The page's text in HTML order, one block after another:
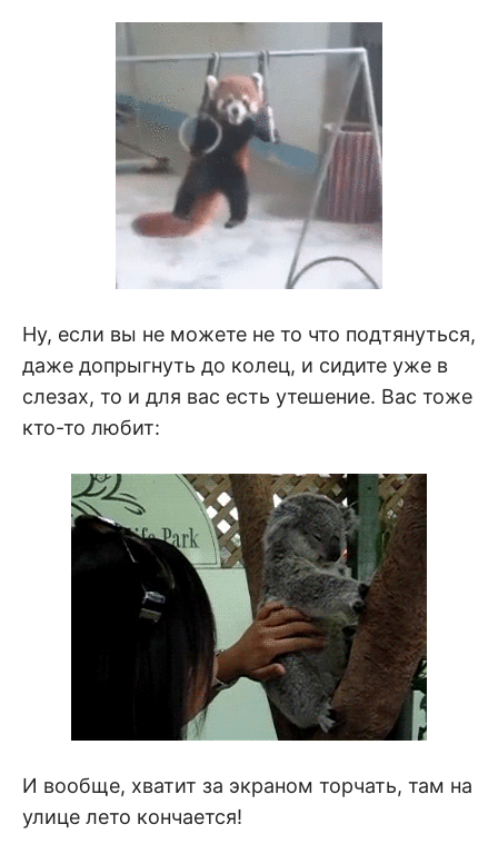
Ну, если вы не можете не то что подтянуться,
даже допрыгнуть до колец, и сидите уже в
слезах, то и для вас есть утешение. Вас тоже
кто-то любит:
И вообще, хватит за экраном торчать, там на
улице лето кончается!